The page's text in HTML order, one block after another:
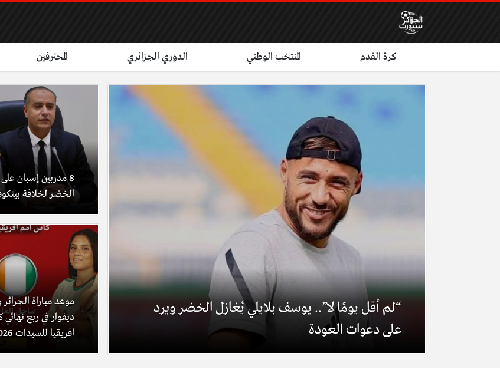
كرة القدم المنتخب الوطني الدوري الجزائري المحترفين
“لم أقل يومًا لا”.. يوسف بلايلي يُغازل الخضر ويرد
على دعوات العودة
8 مدربين إسبان على
الخضر لخلافة
موعد مباراة
ديفوار في ربع
افريقيا للسيدات 2026